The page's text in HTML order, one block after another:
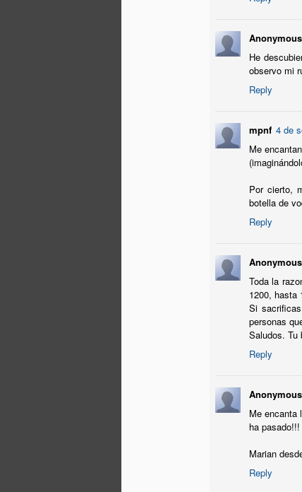
Anonymous
He
observo mi
Reply
mpnf 4 de
Me
Por cierto,
botella de
Reply
Anonymous
Toda la
1200, hasta
Si
personas
Saludos. Tu
Reply
Anonymous
Me encanta
ha pasado!!!
Marian
Reply